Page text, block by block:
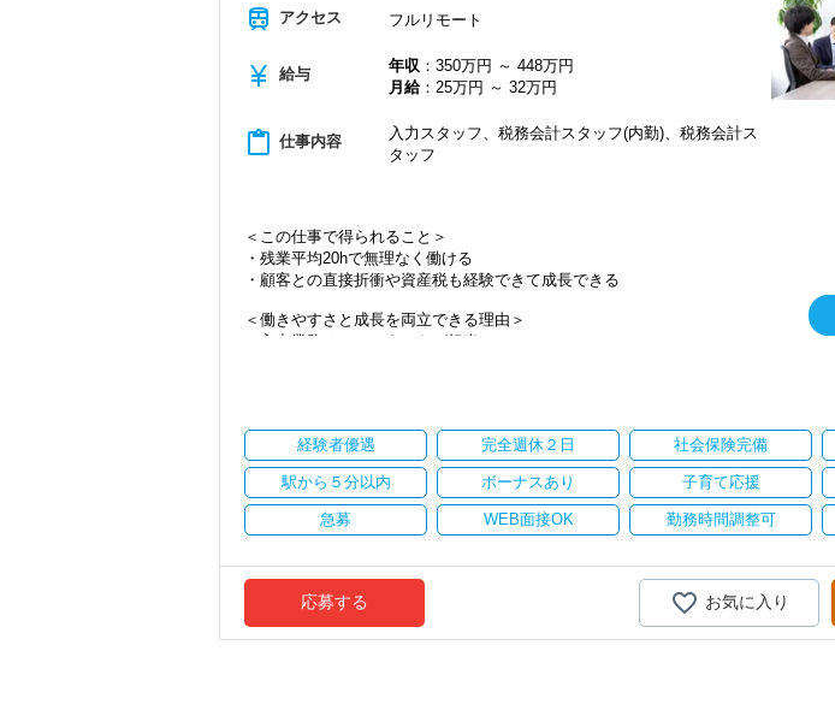
A. 上司や先輩に相談しやすく、風通しの良い職場だと感じています。
・税務経験を活かして成長したい方
・キャリアアップ志向のある方
・顧客対応や提案業務に挑戦したい方
・資産税など専門性を高めたい方
・事前に気軽な面談を実施
・仕事内容やキャリアを相談可
・ざっくばらんに質問OK
・入社時期は柔軟に対応
train アクセス フルリモート
currency_yen 給与 年収 ：350万円 ～ 448万円
月給：25万円 ～ 32万円
content_paste 仕事内容
入力スタッフ、税務会計スタッフ(内勤)、税務会計ス
タッフ
＜この仕事で得られること＞
・残業平均20hで無理なく働ける
・顧客との直接折衝や資産税も経験できて成長できる
＜働きやすさと成長を両立できる理由＞
・入力業務はアシスタントが担当
・顧客と直接折衝する機会が豊富
・経験値が自然と積み上がる環境
＜働きやすい環境＞
・有給取得率90％以上
・年間休日125日以上
・男性の育休取得率100％
・テレワーク導入済み
・全席デュアルモニタ完備
経験者優遇 完全週休２日 社会保険完備
駅から５分以内 ボーナスあり 子育て応援
急募 WEB面接OK 勤務時間調整可
応募する お気に入り